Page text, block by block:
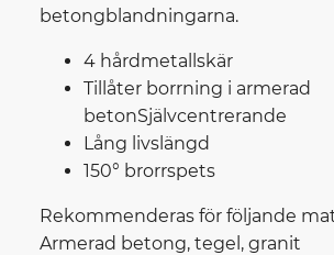
betongblandningarna.
4 hårdmetallskär
Tillåter borrning i armerad
betonSjälvcentrerande
Lång livslängd
150° brorrspets
Rekommenderas för följande
Armerad betong, tegel, granit